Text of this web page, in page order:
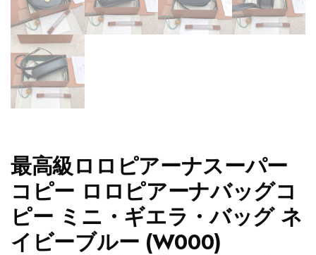
最高級ロロピアーナスーパー
コピー ロロピアーナバッグコ
ピー ミニ・ギエラ・バッグ ネ
イビーブルー (W000)